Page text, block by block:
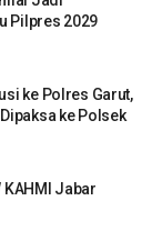
Pilpres 2029
ke Polres Garut,
ke Polsek
Jabar